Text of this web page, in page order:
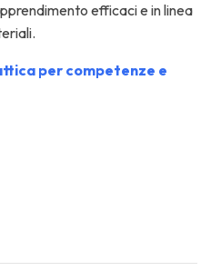
efficaci e in linea
per competenze e